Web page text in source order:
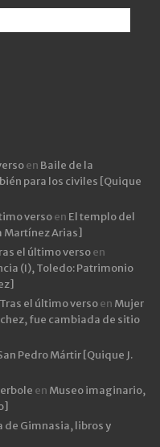
en Baile de la
para los civiles [Quique
versoen El templo del
Martínez Arias]
el último versoen
(I), Toledo: Patrimonio
el último versoen Mujer
fue cambiada de sitio
Pedro Mártir [Quique J.
en Museo imaginario,
de Gimnasia, libros y